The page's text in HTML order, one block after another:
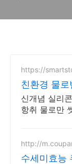
https://
친환경 물로
신개념 실리콘
항취 물로만
http://
수세미효능